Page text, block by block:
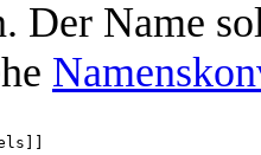
Der Name